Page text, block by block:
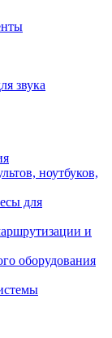
звука
ноутбуков,
для
и
оборудования